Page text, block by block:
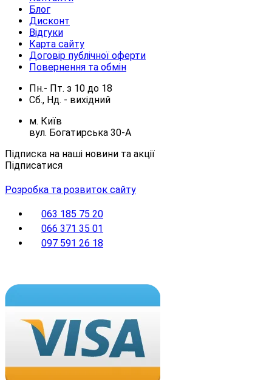
Блог
Дисконт
Відгуки
Карта сайту
Договір публічної оферти
Повернення та обмін
Пн.- Пт. з 10 до 18
Сб., Нд. - вихідний
м. Київ
вул. Богатирська 30-А
Підписка на наші новини та акції
Підписатися
Розробка та розвиток сайту
063 185 75 20
066 371 35 01
097 591 26 18